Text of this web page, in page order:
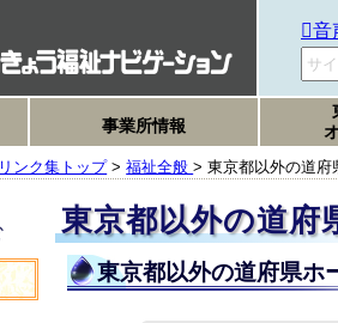
音
事業所情報
リンク集トップ>福祉全般> 東京都以外の道府
東京都以外の道
東京都以外の道府県